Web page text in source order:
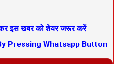
कर इस खबर को शेयर जरूर करें
Pressing Whatsapp Button